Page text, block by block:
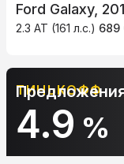
Ford Galaxy,
2.3 AT (161 л.с.) 689
АЛЬФА-
10.9